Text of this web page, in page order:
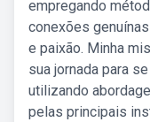
empregando
conexões
e paixão. Minha
sua jornada para
utilizando
pelas principais